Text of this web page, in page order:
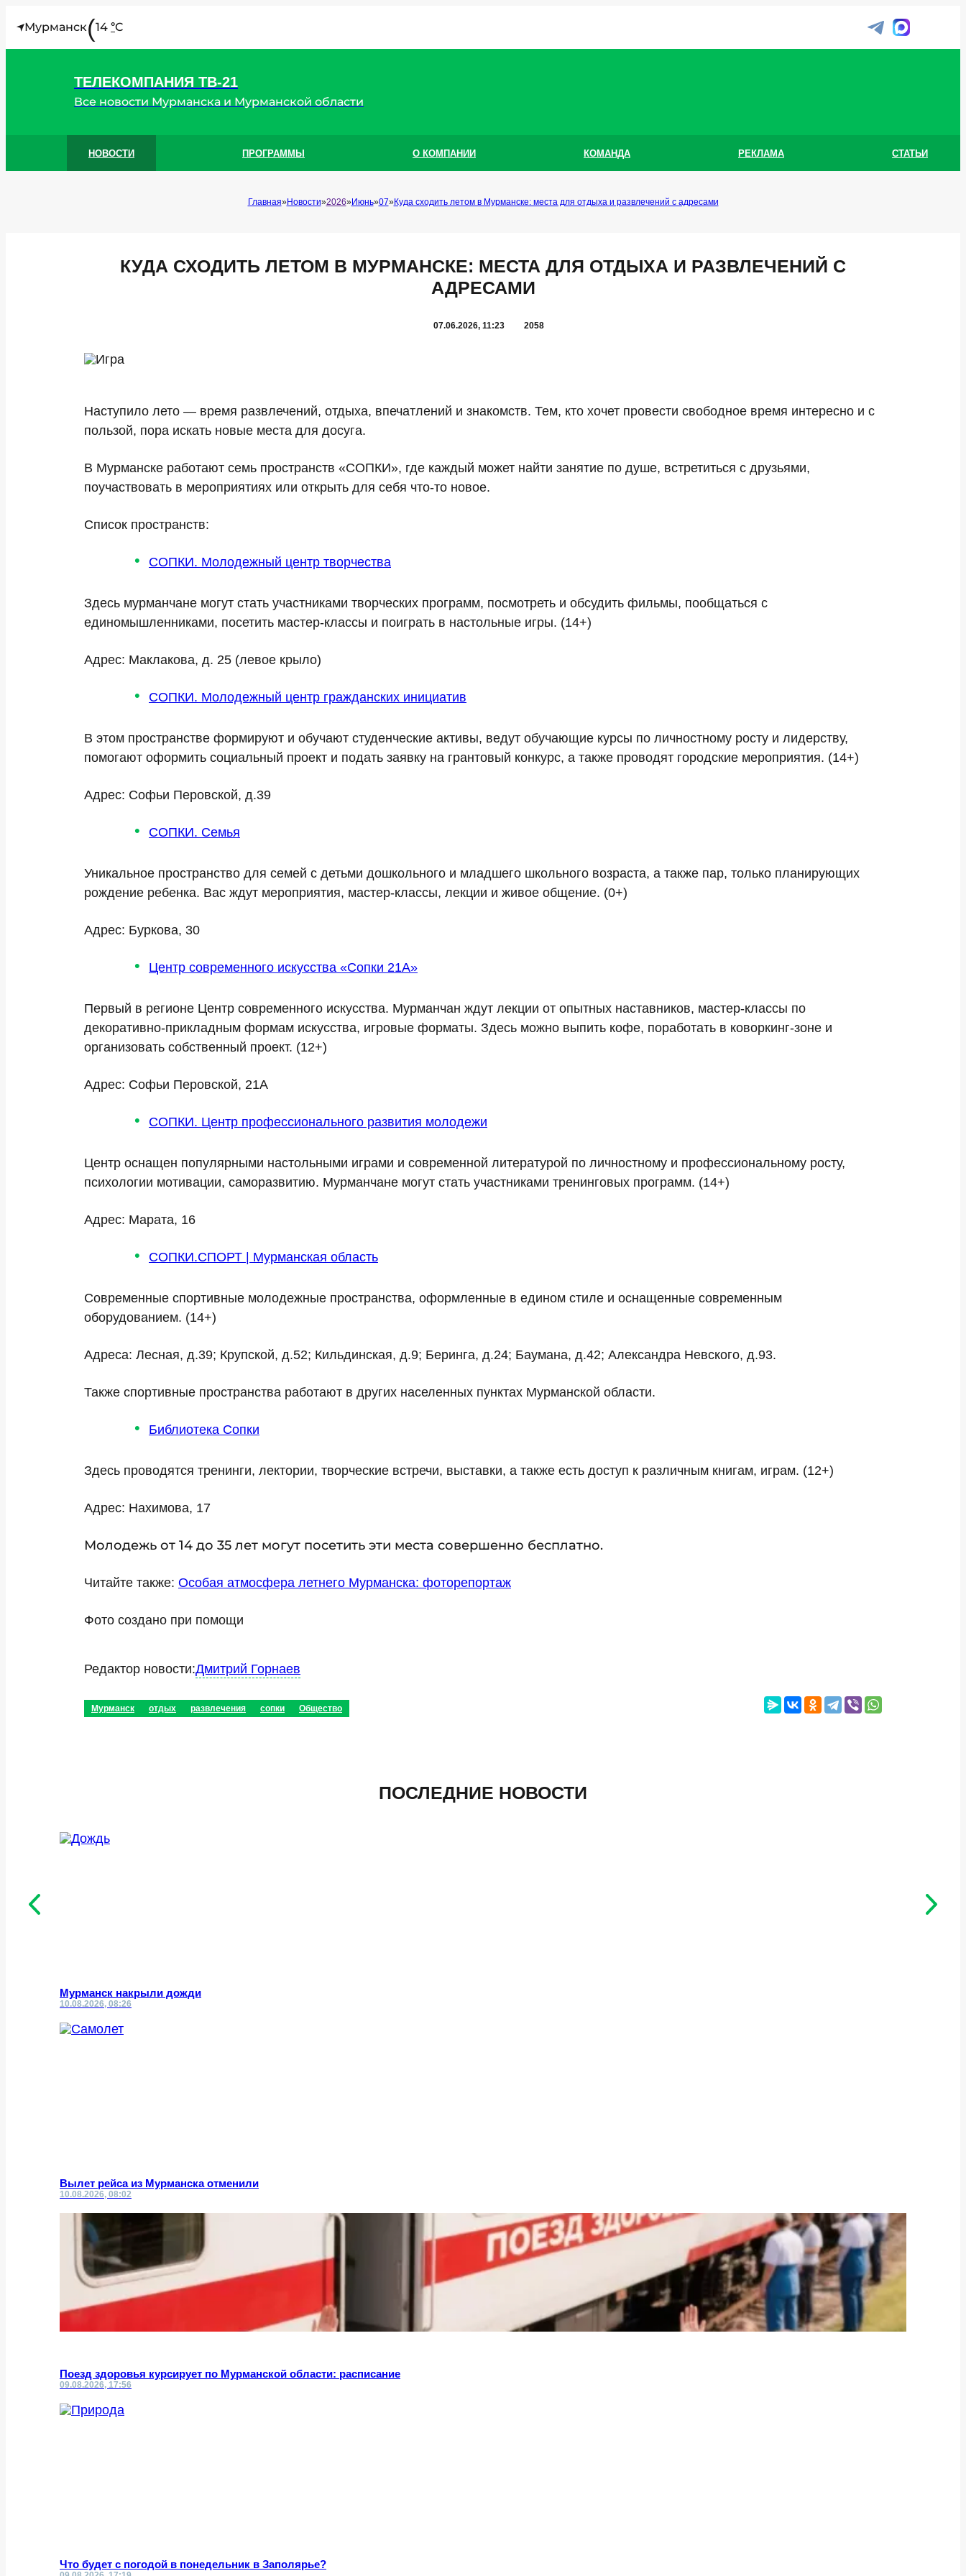
Мурманск(14 °C
ТЕЛЕКОМПАНИЯ ТВ-21
Все новости Мурманска и Мурманской области
НОВОСТИ ПРОГРАММЫ О КОМПАНИИ КОМАНДА РЕКЛАМА СТАТЬИ
Главная Новости 2026 Июнь 07 Куда сходить летом в Мурманске: места для отдыха и развлечений с адресами
КУДА СХОДИТЬ ЛЕТОМ В МУРМАНСКЕ: МЕСТА ДЛЯ ОТДЫХА И РАЗВЛЕЧЕНИЙ С
АДРЕСАМИ
07.06.2026, 11:23 2058
Наступило лето — время развлечений, отдыха, впечатлений и знакомств. Тем, кто хочет провести свободное время интересно и с
пользой, пора искать новые места для досуга.
В Мурманске работают семь пространств «СОПКИ», где каждый может найти занятие по душе, встретиться с друзьями,
поучаствовать в мероприятиях или открыть для себя что-то новое.
Список пространств:
СОПКИ. Молодежный центр творчества
Здесь мурманчане могут стать участниками творческих программ, посмотреть и обсудить фильмы, пообщаться с
единомышленниками, посетить мастер-классы и поиграть в настольные игры. (14+)
Адрес: Маклакова, д. 25 (левое крыло)
СОПКИ. Молодежный центр гражданских инициатив
В этом пространстве формируют и обучают студенческие активы, ведут обучающие курсы по личностному росту и лидерству,
помогают оформить социальный проект и подать заявку на грантовый конкурс, а также проводят городские мероприятия. (14+)
Адрес: Софьи Перовской, д.39
СОПКИ. Семья
Уникальное пространство для семей с детьми дошкольного и младшего школьного возраста, а также пар, только планирующих
рождение ребенка. Вас ждут мероприятия, мастер-классы, лекции и живое общение. (0+)
Адрес: Буркова, 30
Центр современного искусства «Сопки 21А»
Первый в регионе Центр современного искусства. Мурманчан ждут лекции от опытных наставников, мастер-классы по
декоративно-прикладным формам искусства, игровые форматы. Здесь можно выпить кофе, поработать в коворкинг-зоне и
организовать собственный проект. (12+)
Адрес: Софьи Перовской, 21А
СОПКИ. Центр профессионального развития молодежи
Центр оснащен популярными настольными играми и современной литературой по личностному и профессиональному росту,
психологии мотивации, саморазвитию. Мурманчане могут стать участниками тренинговых программ. (14+)
Адрес: Марата, 16
СОПКИ.СПОРТ | Мурманская область
Современные спортивные молодежные пространства, оформленные в едином стиле и оснащенные современным
оборудованием. (14+)
Адреса: Лесная, д.39; Крупской, д.52; Кильдинская, д.9; Беринга, д.24; Баумана, д.42; Александра Невского, д.93.
Также спортивные пространства работают в других населенных пунктах Мурманской области.
Библиотека Сопки
Здесь проводятся тренинги, лектории, творческие встречи, выставки, а также есть доступ к различным книгам, играм. (12+)
Адрес: Нахимова, 17
Молодежь от 14 до 35 лет могут посетить эти места совершенно бесплатно.
Читайте также: Особая атмосфера летнего Мурманска: фоторепортаж
Фото создано при помощи
Редактор новости:Дмитрий Горнаев
Мурманск отдых развлечения сопки Общество
ПОСЛЕДНИЕ НОВОСТИ
Мурманск накрыли дожди
10.08.2026, 08:26
Вылет рейса из Мурманска отменили
10.08.2026, 08:02
Поезд здоровья курсирует по Мурманской области: расписание
09.08.2026, 17:56
Что будет с погодой в понедельник в Заполярье?